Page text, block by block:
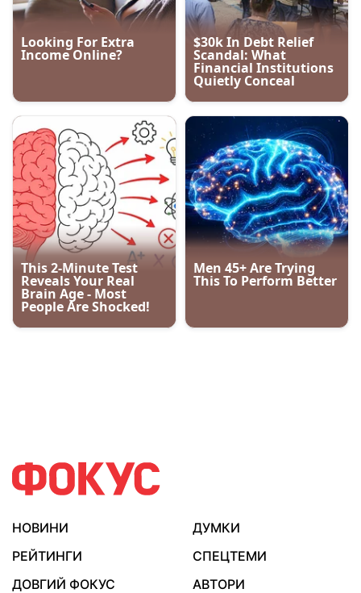
НОВИНИ
ДУМКИ
РЕЙТИНГИ
СПЕЦТЕМИ
ДОВГИЙ ФОКУС
АВТОРИ